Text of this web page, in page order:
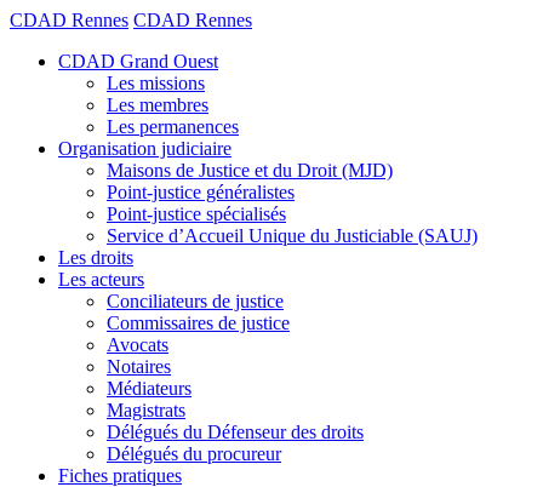
CDAD Rennes CDAD Rennes
CDAD Grand Ouest
Les missions
Les membres
Les permanences
Organisation judiciaire
Maisons de Justice et du Droit (MJD)
Point-justice généralistes
Point-justice spécialisés
Service d’Accueil Unique du Justiciable (SAUJ)
Les droits
Les acteurs
Conciliateurs de justice
Commissaires de justice
Avocats
Notaires
Médiateurs
Magistrats
Délégués du Défenseur des droits
Délégués du procureur
Fiches pratiques